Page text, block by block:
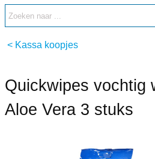
< Kassa koopjes
Quickwipes vochtig
Aloe Vera 3 stuks